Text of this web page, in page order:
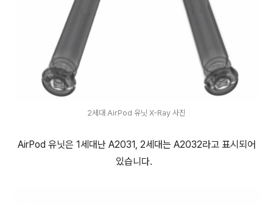
2세대 AirPod 유닛 X-Ray 사진
AirPod 유닛은 1세대난 A2031, 2세대는 A2032라고 표시되어
있습니다.